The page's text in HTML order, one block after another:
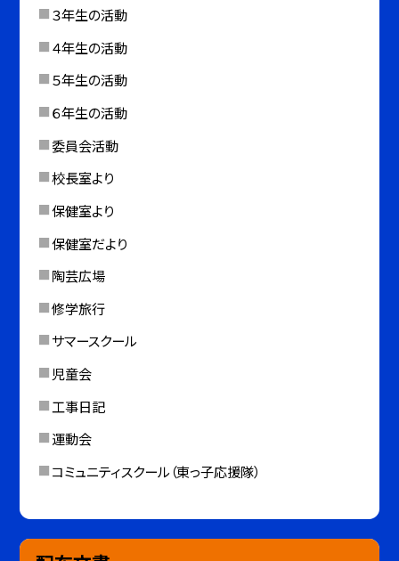
３年生の活動
４年生の活動
５年生の活動
６年生の活動
委員会活動
校長室より
保健室より
保健室だより
陶芸広場
修学旅行
サマースクール
児童会
工事日記
運動会
コミュニティスクール（東っ子応援隊）